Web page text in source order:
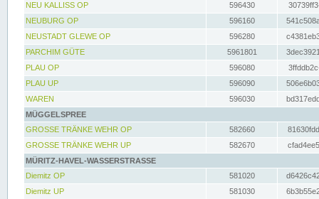
NEU KALLISS OP
596430
NEUBURG OP
596160
NEUSTADT GLEWE OP
596280
PARCHIM GÜTE
5961801
PLAU OP
596080
PLAU UP
596090
WAREN
596030
MÜGGELSPREE
GROSSE TRÄNKE WEHR OP
582660
GROSSE TRÄNKE WEHR UP
582670
MÜRITZ-HAVEL-WASSERSTRASSE
Diemitz OP
581020
Diemitz UP
581030